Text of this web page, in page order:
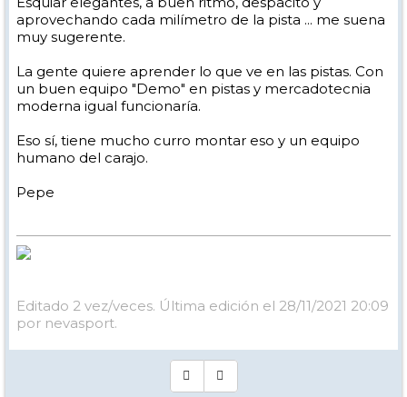
aprovechando cada milímetro de la pista ... me suena
muy sugerente.
La gente quiere aprender lo que ve en las pistas. Con
un buen equipo "Demo" en pistas y mercadotecnia
moderna igual funcionaría.
Eso sí, tiene mucho curro montar eso y un equipo
humano del carajo.
Pepe
Editado 2 vez/veces. Última edición el 28/11/2021 20:09
por nevasport.